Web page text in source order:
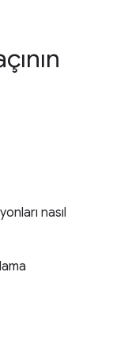
nasıl